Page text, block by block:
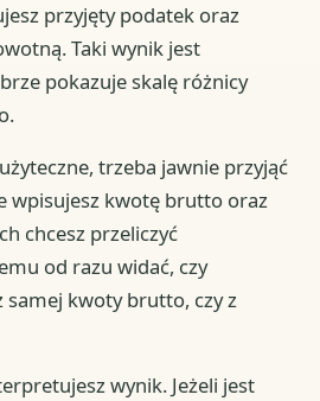
przyjęty podatek oraz
Taki wynik jest
pokazuje skalę różnicy
trzeba jawnie przyjąć
wpisujesz kwotę brutto oraz
chcesz przeliczyć
od razu widać, czy
samej kwoty brutto, czy z
wynik. Jeżeli jest